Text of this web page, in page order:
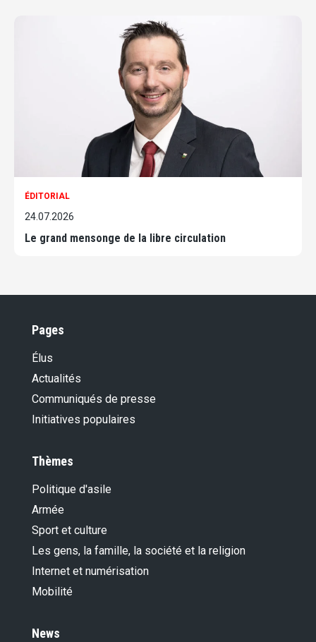
ÉDITORIAL
24.07.2026
Le grand mensonge de la libre circulation
Pages
Élus
Actualités
Communiqués de presse
Initiatives populaires
Thèmes
Politique d'asile
Armée
Sport et culture
Les gens, la famille, la société et la religion
Internet et numérisation
Mobilité
News